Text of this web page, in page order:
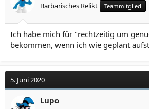
Barbarisches Relikt Teammitglied
Ich habe mich für "rechtzeitig um
bekommen, wenn ich wie geplant
5. Juni 2020
Lupo